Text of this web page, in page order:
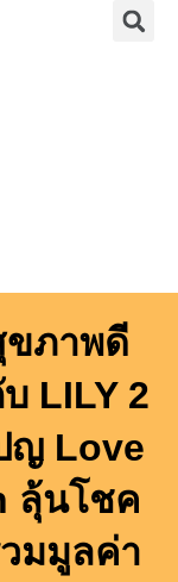
ขภาพดี
LILY 2
ญ Love
ลุ้นโชค
มมูลค่า